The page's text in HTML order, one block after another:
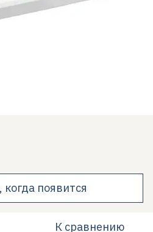
появится
К сравнению